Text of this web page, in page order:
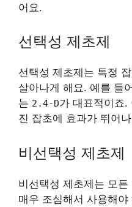
어요.
선택성 제초제
선택성 제초제는 특정
살아나게 해요. 예를 들
는 2.4-D가 대표적이죠.
진 잡초에 효과가 뛰어
비선택성 제초제
비선택성 제초제는 모
매우 조심해서 사용해